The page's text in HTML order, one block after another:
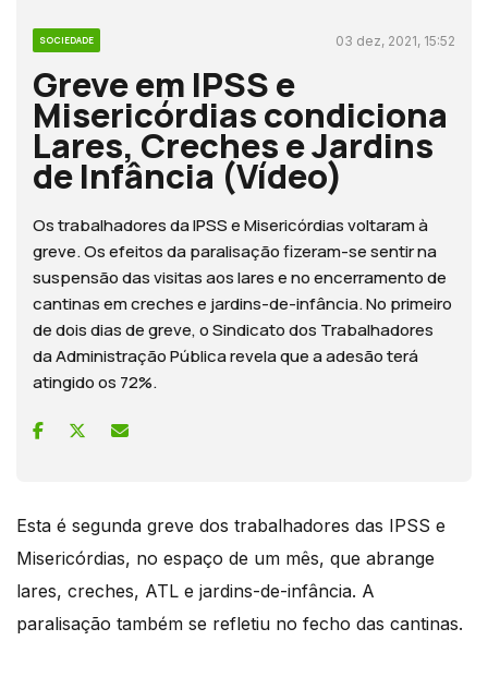
SOCIEDADE 03 dez, 2021, 15:52
Greve em IPSS e
Misericórdias condiciona
Lares, Creches e Jardins
de Infância (Vídeo)
Os trabalhadores da IPSS e Misericórdias voltaram à
greve. Os efeitos da paralisação fizeram-se sentir na
suspensão das visitas aos lares e no encerramento de
cantinas em creches e jardins-de-infância. No primeiro
de dois dias de greve, o Sindicato dos Trabalhadores
da Administração Pública revela que a adesão terá
atingido os 72%.
Esta é segunda greve dos trabalhadores das IPSS e
Misericórdias, no espaço de um mês, que abrange
lares, creches, ATL e jardins-de-infância. A
paralisação também se refletiu no fecho das cantinas.